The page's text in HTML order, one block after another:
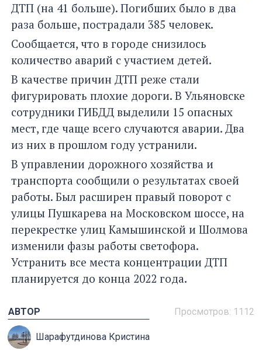
ДТП (на 41 больше). Погибших было в два
раза больше, пострадали 385 человек.
Сообщается, что в городе снизилось
количество аварий с участием детей.
В качестве причин ДТП реже стали
фигурировать плохие дороги. В Ульяновске
сотрудники ГИБДД выделили 15 опасных
мест, где чаще всего случаются аварии. Два
из них в прошлом году устранили.
В управлении дорожного хозяйства и
транспорта сообщили о результатах своей
работы. Был расширен правый поворот с
улицы Пушкарева на Московском шоссе, на
перекрестке улиц Камышинской и Шолмова
изменили фазы работы светофора.
Устранить все места концентрации ДТП
планируется до конца 2022 года.
Просмотров: 1112
АВТОР
Шарафутдинова Кристина